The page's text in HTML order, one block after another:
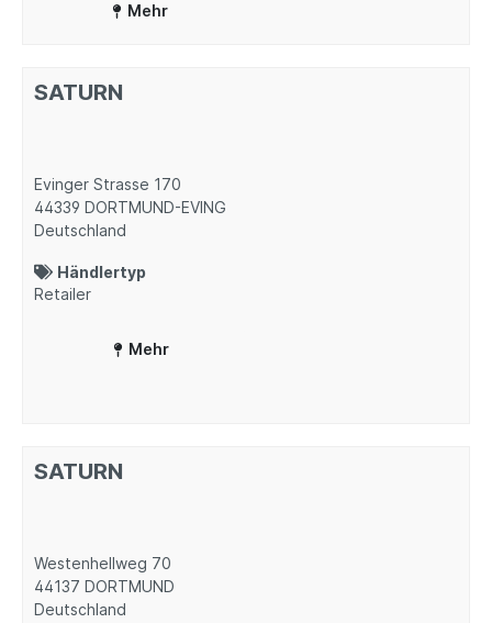
Mehr
SATURN
Evinger Strasse 170
44339 DORTMUND-EVING
Deutschland
Händlertyp
Retailer
Mehr
SATURN
Westenhellweg 70
44137 DORTMUND
Deutschland